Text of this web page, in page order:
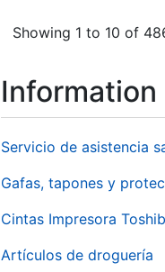
Showing 1 to 10 of
Servicio de asistencia
Gafas, tapones y
Cintas Impresora
Artículos de droguería